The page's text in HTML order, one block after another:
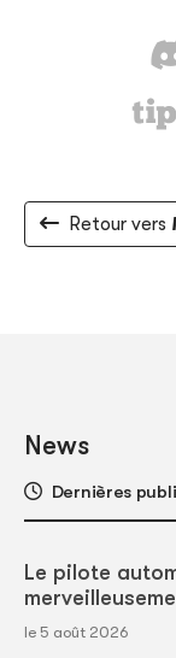
Retour vers
News
Dernières
Le pilote
le 5 août 2026